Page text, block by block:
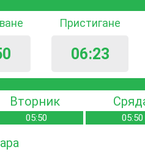
Пристигане
06:23
Вторник
05:50 05:50